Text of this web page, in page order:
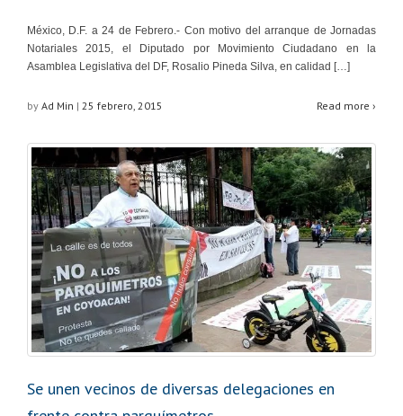
México, D.F. a 24 de Febrero.- Con motivo del arranque de Jornadas
Notariales 2015, el Diputado por Movimiento Ciudadano en la
Asamblea Legislativa del DF, Rosalio Pineda Silva, en calidad […]
by Ad Min | 25 febrero, 2015 Read more ›
Se unen vecinos de diversas delegaciones en